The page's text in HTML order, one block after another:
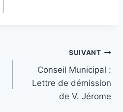
SUIVANT
Conseil Municipal :
Lettre de démission
de V. Jérome